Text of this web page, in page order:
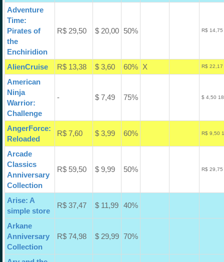
Adventure
Time:
Pirates of
the
Enchiridion
R$ 29,50 $ 20,00 50% R$
AlienCruise R$ 13,38 $ 3,60 60% X R$
American
Ninja
Warrior:
Challenge
- $ 7,49 75% $ 4,50
AngerForce:
Reloaded
R$ 7,60 $ 3,99 60% R$ 9,50
Arcade
Classics
Anniversary
Collection
R$ 59,50 $ 9,99 50% R$
Arise: A
simple store
R$ 37,47 $ 11,99 40%
Arkane
Anniversary
Collection
R$ 74,98 $ 29,99 70%